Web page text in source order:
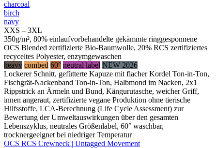
charcoal
birch
navy
XXS – 3XL
350g/m², 80% einlaufvorbehandelte gekämmte ringgesponnene
OCS Blended zertifizierte Bio-Baumwolle, 20% RCS zertifiziertes
recyceltes Polyester, enzymgewaschen
heavy combed 60° neutral label NEW 2026
Lockerer Schnitt, gefütterte Kapuze mit flacher Kordel Ton-in-Ton,
Fischgrät-Nackenband Ton-in-Ton, Halbmond im Nacken, 2x1
Rippstrick an Ärmeln und Bund, Kängurutasche, weicher Griff,
innen angeraut, zertifizierte vegane Produktion ohne tierische
Hilfsstoffe, LCA-Berechnung (Life Cycle Assessment) zur
Bewertung der Umweltauswirkungen über den gesamten
Lebenszyklus, neutrales Größenlabel, 60° waschbar,
trocknergeeignet bei niedriger Temperatur
OCS RCS Crewneck | Untagged Movement